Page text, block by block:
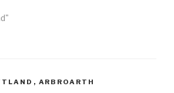
, ARBROARTH